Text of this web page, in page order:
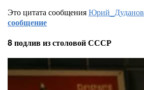
Это цитата сообщенияЮрий_Дуданов
сообщение
8 подлив из столовой СССР